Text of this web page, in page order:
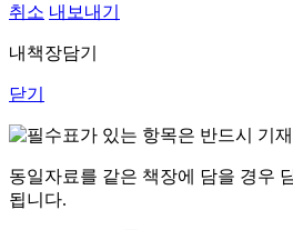
취소 내보내기
내책장담기
닫기
표가 있는 항목은 반드시 기
동일자료를 같은 책장에 담을 경우
됩니다.